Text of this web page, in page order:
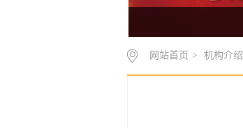
网站首页 > 机构介绍